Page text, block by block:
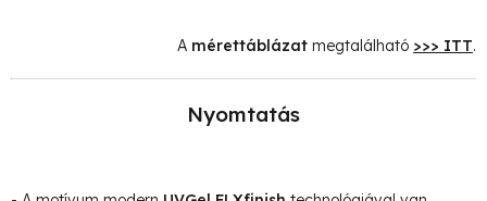
A mérettáblázat megtalálható >>> ITT.
Nyomtatás